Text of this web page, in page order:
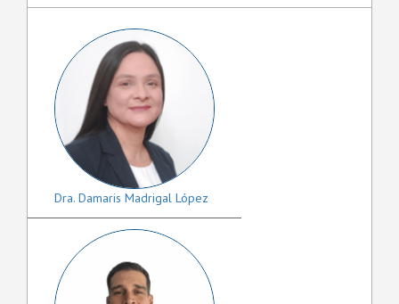
Dra. Damaris Madrigal López